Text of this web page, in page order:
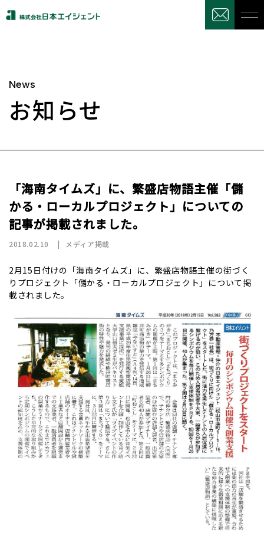
News
お知らせ
「海南タイムズ」に、繁盛店物語主催「儲
かる・ローカルプロジェクト」についての
記事が掲載されました。
2018.02.10 メディア掲載
2月15日付けの「海南タイムズ」に、繁盛店物語主催の街づく
りプロジェクト「儲かる・ローカルプロジェクト」について掲
載されました。